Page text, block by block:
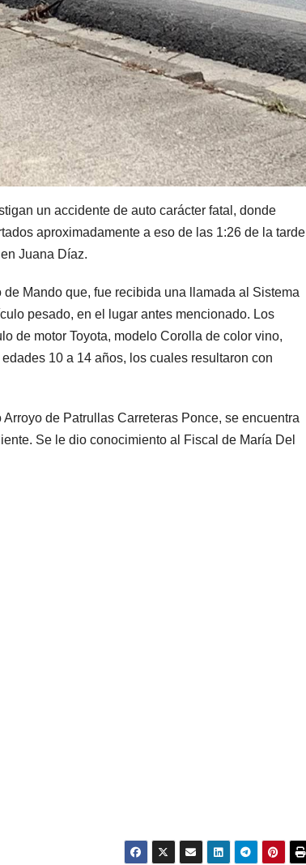
un accidente de auto carácter fatal, donde
aproximadamente a eso de las 1:26 de la tarde
Juana Díaz.
Mando que, fue recibida una llamada al Sistema
pesado, en el lugar antes mencionado. Los
de motor Toyota, modelo Corolla de color vino,
10 a 14 años, los cuales resultaron con
de Patrullas Carreteras Ponce, se encuentra
Se le dio conocimiento al Fiscal de María Del